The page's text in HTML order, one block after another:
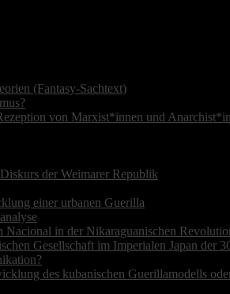
(Fantasy-Sachtext)
von Marxist*innen und
der Weimarer Republik
einer urbanen Guerilla
Nacional in der Nikaraguanischen
Gesellschaft im Imperialen Japan der
des kubanischen Guerillamodells